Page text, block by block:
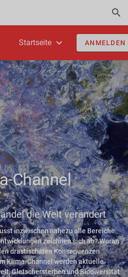
Startseite ANMELDEN
Channel
die Welt verändert
inzwischen nahezu alle Bereiche
zeichnen sich ab? Woran
drastischsten Konsequenzen
Klima-Channel werden aktuelle
Gletschersterben und Biodiversität